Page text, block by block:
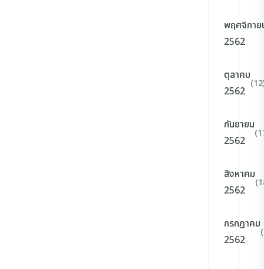
พฤศจิกาย
2562
ตุลาคม
2562
กันยายน
2562
สิงหาคม
2562
กรกฎาคม
2562